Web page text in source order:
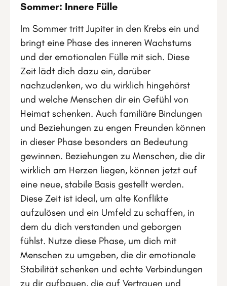
Sommer: Innere Fülle
Im Sommer tritt Jupiter in den Krebs ein und
bringt eine Phase des inneren Wachstums
und der emotionalen Fülle mit sich. Diese
Zeit lädt dich dazu ein, darüber
nachzudenken, wo du wirklich hingehörst
und welche Menschen dir ein Gefühl von
Heimat schenken. Auch familiäre Bindungen
und Beziehungen zu engen Freunden können
in dieser Phase besonders an Bedeutung
gewinnen. Beziehungen zu Menschen, die dir
wirklich am Herzen liegen, können jetzt auf
eine neue, stabile Basis gestellt werden.
Diese Zeit ist ideal, um alte Konflikte
aufzulösen und ein Umfeld zu schaffen, in
dem du dich verstanden und geborgen
fühlst. Nutze diese Phase, um dich mit
Menschen zu umgeben, die dir emotionale
Stabilität schenken und echte Verbindungen
zu dir aufbauen, die auf Vertrauen und